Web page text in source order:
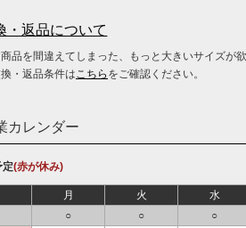
・返品について
品を間違えてしまった、もっと大きいサイズが
・返品条件はこちら をご確認ください。
カレンダー
定(赤が休み)
月 火 水
○ ○ ○